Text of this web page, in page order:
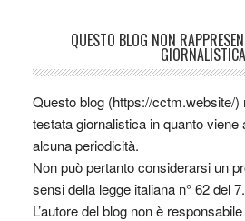
QUESTO BLOG NON
GIORNALISTICA
Questo blog (https://cctm.website/)
testata giornalistica in quanto viene
alcuna periodicità.
Non può pertanto considerarsi un
sensi della legge italiana n° 62 del
L’autore del blog non è